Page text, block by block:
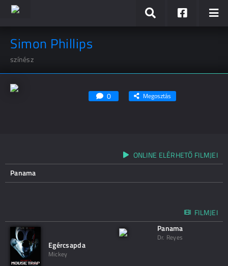
Simon Phillips
színész
0 Megosztás
ONLINE ELÉRHETŐ FILMJEI
Panama
FILMJEI
Egércsapda
Mickey
Panama
Dr. Reyes